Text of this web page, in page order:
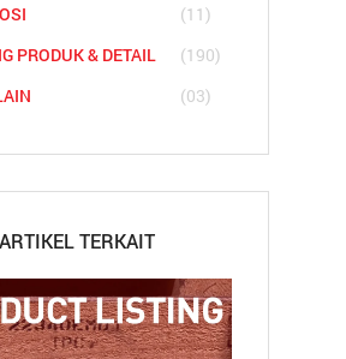
(11)
PRODUK & DETAIL
(190)
(03)
ARTIKEL TERKAIT